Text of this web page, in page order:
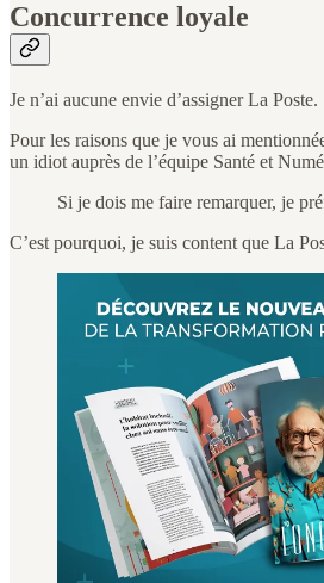
Concurrence loyale
Je n’ai aucune envie d’assigner La Poste.
Pour les raisons que je vous ai
un idiot auprès de l’équipe Santé et
Si je dois me faire remarquer, je
C’est pourquoi, je suis content que La